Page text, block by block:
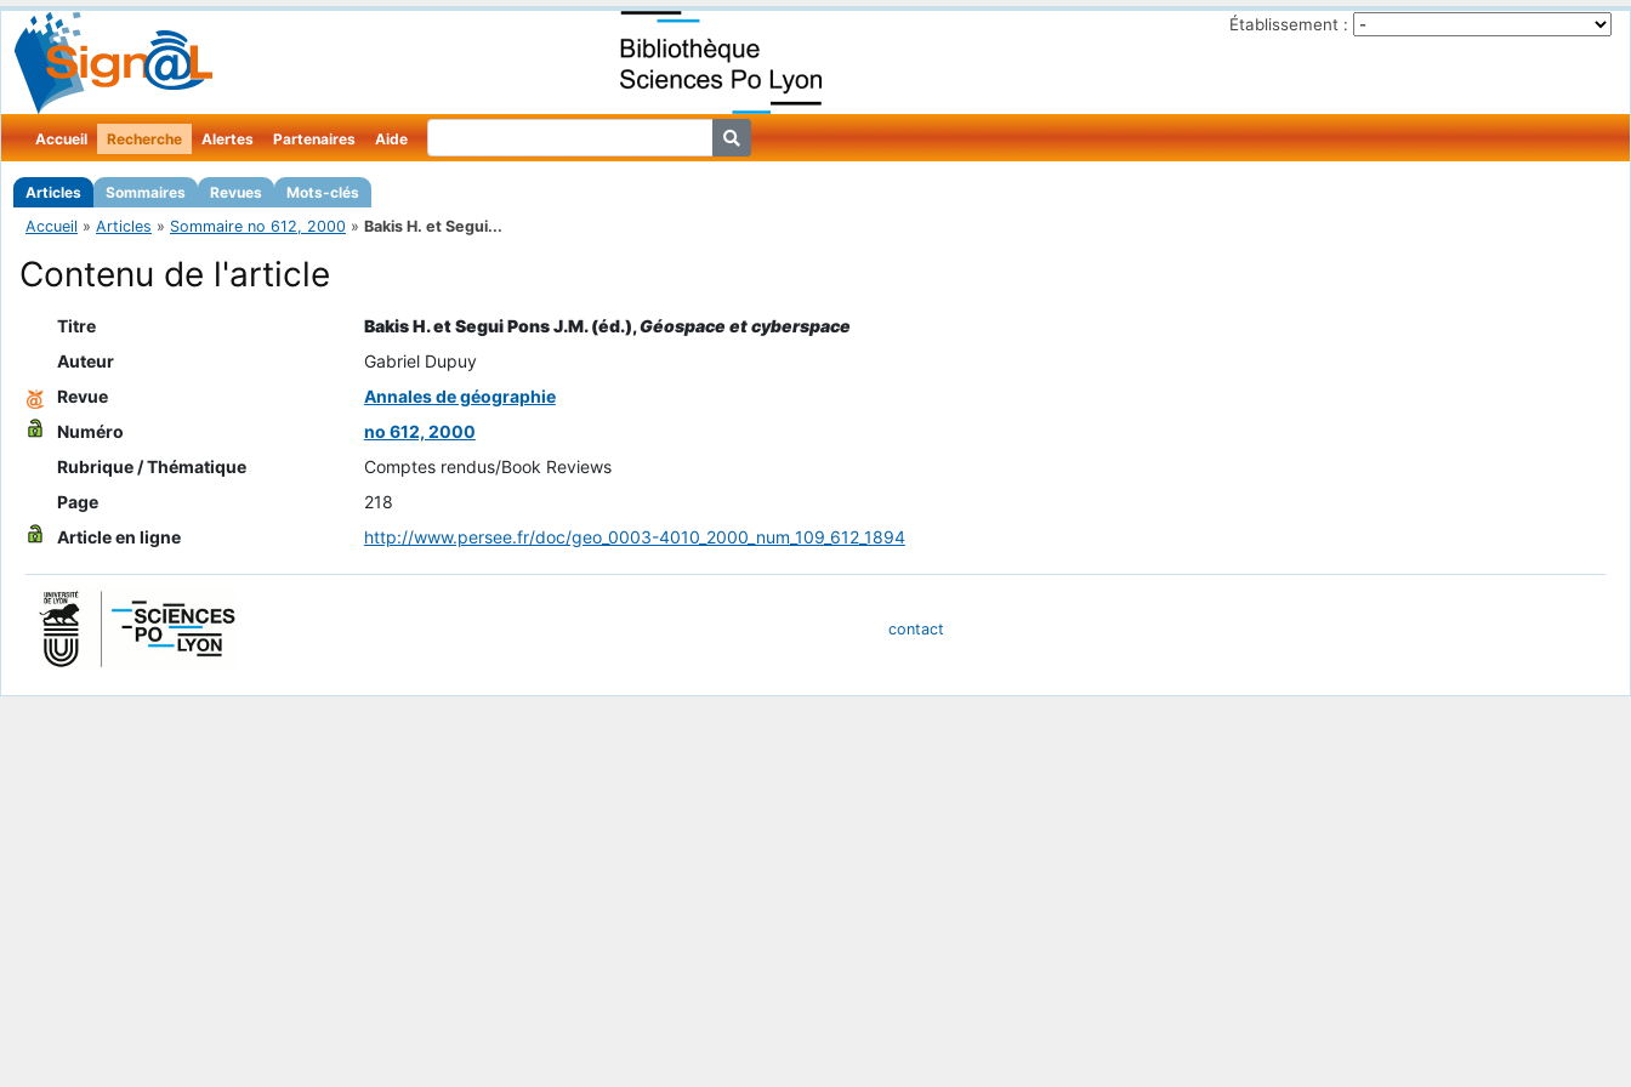
Établissement :
Accueil Recherche
Articles Sommaires Revues Mots-clés
Alertes Partenaires Aide
Accueil » Articles » Sommaire no 612, 2000 » Bakis H. et Segui...
Contenu de l'article
Titre Bakis H. et Segui Pons J.M. (éd.),Géospace et cyberspace
Auteur
Gabriel Dupuy
Revue
Annales de géographie
Numéro
no 612, 2000
Rubrique / Thématique
Comptes rendus/Book Reviews
Page
218
Article en ligne
http://www.persee.fr/doc/geo_0003-4010_2000_num_109_612_1894
contact